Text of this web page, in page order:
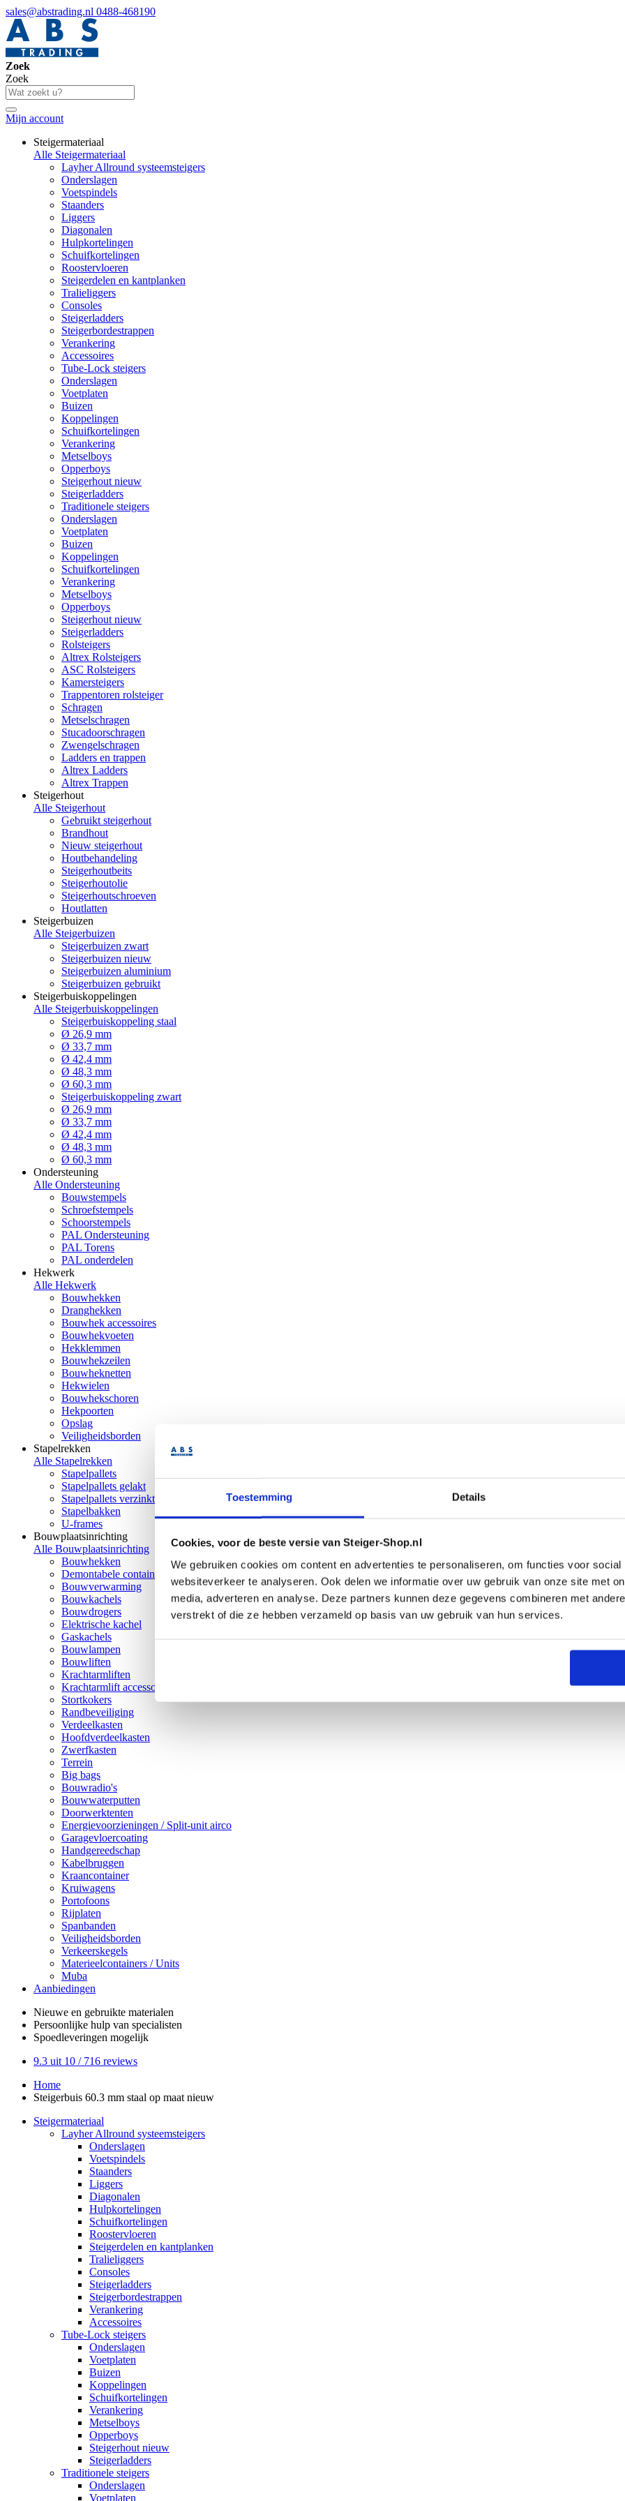
Toestemming Details
Cookies, voor de beste versie van Steiger-Shop.nl
We gebruiken cookies om content en advertenties te personaliseren, om functies voor
websiteverkeer te analyseren. Ook delen we informatie over uw gebruik van onze site met
media, adverteren en analyse. Deze partners kunnen deze gegevens combineren met
verstrekt of die ze hebben verzameld op basis van uw gebruik van hun services.
sales@abstrading.nl 0488-468190
Zoek
Zoek
Mijn account
Steigermateriaal
Alle Steigermateriaal
Layher Allround systeemsteigers
Onderslagen
Voetspindels
Staanders
Liggers
Diagonalen
Hulpkortelingen
Schuifkortelingen
Roostervloeren
Steigerdelen en kantplanken
Tralieliggers
Consoles
Steigerladders
Steigerbordestrappen
Verankering
Accessoires
Tube-Lock steigers
Onderslagen
Voetplaten
Buizen
Koppelingen
Schuifkortelingen
Verankering
Metselboys
Opperboys
Steigerhout nieuw
Steigerladders
Traditionele steigers
Onderslagen
Voetplaten
Buizen
Koppelingen
Schuifkortelingen
Verankering
Metselboys
Opperboys
Steigerhout nieuw
Steigerladders
Rolsteigers
Altrex Rolsteigers
ASC Rolsteigers
Kamersteigers
Trappentoren rolsteiger
Schragen
Metselschragen
Stucadoorschragen
Zwengelschragen
Ladders en trappen
Altrex Ladders
Altrex Trappen
Steigerhout
Alle Steigerhout
Gebruikt steigerhout
Brandhout
Nieuw steigerhout
Houtbehandeling
Steigerhoutbeits
Steigerhoutolie
Steigerhoutschroeven
Houtlatten
Steigerbuizen
Alle Steigerbuizen
Steigerbuizen zwart
Steigerbuizen nieuw
Steigerbuizen aluminium
Steigerbuizen gebruikt
Steigerbuiskoppelingen
Alle Steigerbuiskoppelingen
Steigerbuiskoppeling staal
Ø 26,9 mm
Ø 33,7 mm
Ø 42,4 mm
Ø 48,3 mm
Ø 60,3 mm
Steigerbuiskoppeling zwart
Ø 26,9 mm
Ø 33,7 mm
Ø 42,4 mm
Ø 48,3 mm
Ø 60,3 mm
Ondersteuning
Alle Ondersteuning
Bouwstempels
Schroefstempels
Schoorstempels
PAL Ondersteuning
PAL Torens
PAL onderdelen
Hekwerk
Alle Hekwerk
Bouwhekken
Dranghekken
Bouwhek accessoires
Bouwhekvoeten
Hekklemmen
Bouwhekzeilen
Bouwheknetten
Hekwielen
Bouwhekschoren
Hekpoorten
Opslag
Veiligheidsborden
Stapelrekken
Alle Stapelrekken
Stapelpallets
Stapelpallets gelakt
Stapelpallets verzinkt
Stapelbakken
U-frames
Bouwplaatsinrichting
Alle Bouwplaatsinrichting
Bouwhekken
Demontabele containers
Bouwverwarming
Bouwkachels
Bouwdrogers
Elektrische kachel
Gaskachels
Bouwlampen
Bouwliften
Krachtarmliften
Krachtarmlift accessoires
Stortkokers
Randbeveiliging
Verdeelkasten
Hoofdverdeelkasten
Zwerfkasten
Terrein
Big bags
Bouwradio's
Bouwwaterputten
Doorwerktenten
Energievoorzieningen / Split-unit airco
Garagevloercoating
Handgereedschap
Kabelbruggen
Kraancontainer
Kruiwagens
Portofoons
Rijplaten
Spanbanden
Veiligheidsborden
Verkeerskegels
Materieelcontainers / Units
Muba
Aanbiedingen
Nieuwe en gebruikte materialen
Persoonlijke hulp van specialisten
Spoedleveringen mogelijk
9.3 uit 10 / 716 reviews
Home
Steigerbuis 60.3 mm staal op maat nieuw
Steigermateriaal
Layher Allround systeemsteigers
Onderslagen
Voetspindels
Staanders
Liggers
Diagonalen
Hulpkortelingen
Schuifkortelingen
Roostervloeren
Steigerdelen en kantplanken
Tralieliggers
Consoles
Steigerladders
Steigerbordestrappen
Verankering
Accessoires
Tube-Lock steigers
Onderslagen
Voetplaten
Buizen
Koppelingen
Schuifkortelingen
Verankering
Metselboys
Opperboys
Steigerhout nieuw
Steigerladders
Traditionele steigers
Onderslagen
Voetplaten